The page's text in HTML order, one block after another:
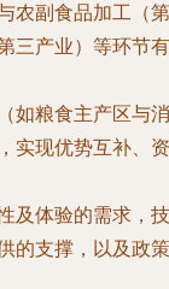
农副食品加工（第
三产业）等环节有
如粮食主产区与消
实现优势互补、资
及体验的需求，技
的支撑，以及政策